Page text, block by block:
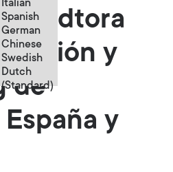
Italian
Spanish
German
Chinese
Swedish
Dutch
(Standard)
dtora
y
de
y